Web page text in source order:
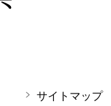
サイトマップ